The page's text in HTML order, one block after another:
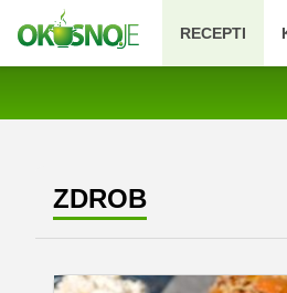
RECEPTI
ZDROB